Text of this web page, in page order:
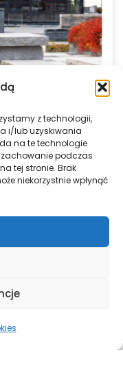
z technologii,
i/lub uzyskiwania
na te technologie
podczas
tej stronie. Brak
niekorzystnie wpłynąć
16 / 12 / 8